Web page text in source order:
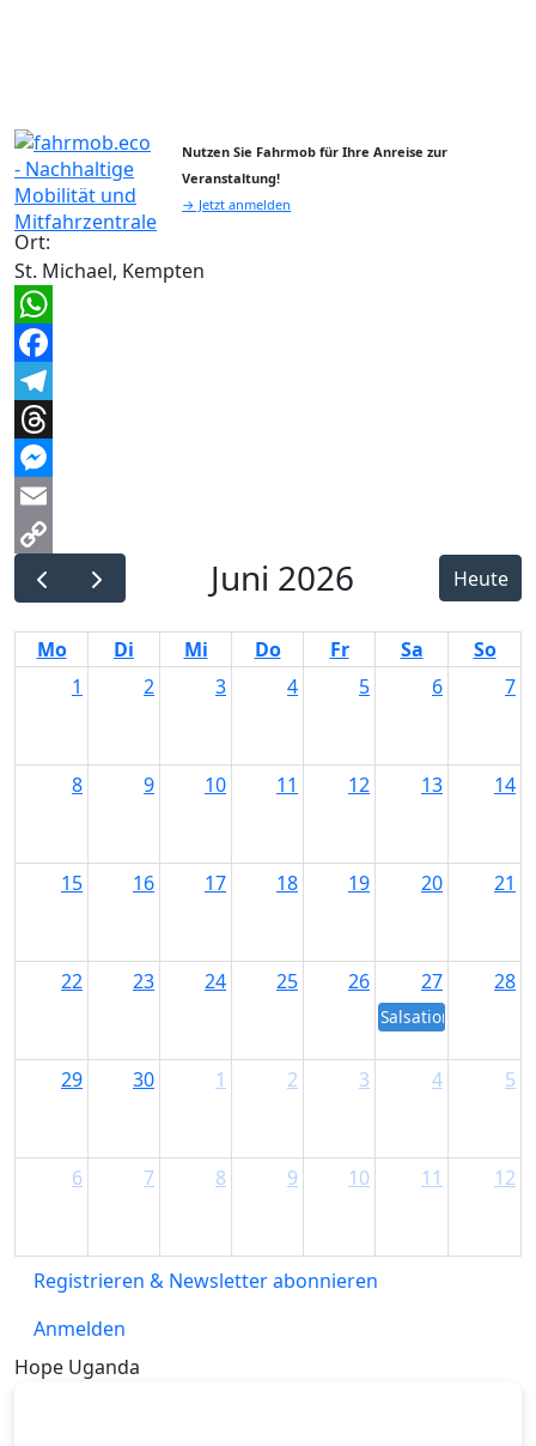
Nutzen Sie Fahrmob für Ihre Anreise zur
Veranstaltung!
→ Jetzt anmelden
Ort:
St. Michael, Kempten
WhatsApp
Facebook
Telegram
Threads
Messenger
Email
Copy
Link
Juni 2026 Heute
Mo Di Mi Do Fr Sa
So
1
2 3 4 5 6 7
8 9 10 11 12 13 14
15 16 17 18 19 20 21
22 23 24 25 26 27
Salsation
28
29 30 1 2 3 4 5
6 7 8 9 10 11 12
Registrieren & Newsletter abonnieren
Anmelden
Hope Uganda